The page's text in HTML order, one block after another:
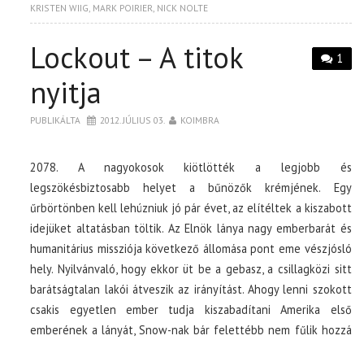
KRISTEN WIIG MARK POIRIER NICK NOLTE
1
Lockout – A titok
nyitja
PUBLIKÁLTA 2012. JÚLIUS 03. KOIMBRA
2078. A nagyokosok kiötlötték a legjobb és
legszökésbiztosabb helyet a bűnözők krémjének. Egy
űrbörtönben kell lehúzniuk jó pár évet, az elítéltek a kiszabott
idejüket altatásban töltik. Az Elnök lánya nagy emberbarát és
humanitárius missziója következő állomása pont eme vészjósló
hely. Nyilvánvaló, hogy ekkor üt be a gebasz, a csillagközi sitt
barátságtalan lakói átveszik az irányítást. Ahogy lenni szokott
csakis egyetlen ember tudja kiszabadítani Amerika első
emberének a lányát, Snow-nak bár felettébb nem fűlik hozzá